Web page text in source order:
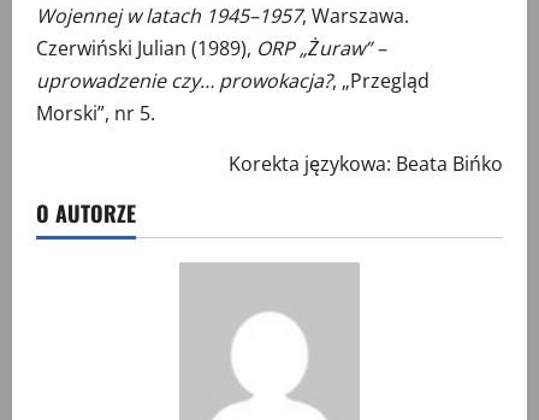
Wojennej w latach 1945–1957, Warszawa.
Czerwiński Julian (1989), ORP „Żuraw” –
uprowadzenie czy… prowokacja?, „Przegląd
Morski”, nr 5.
Korekta językowa: Beata Bińko
O AUTORZE